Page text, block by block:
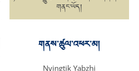
གནང་ཡོད།
གནས་ཚུལ་འཕར་མ།
Nyingtik Yabzhi